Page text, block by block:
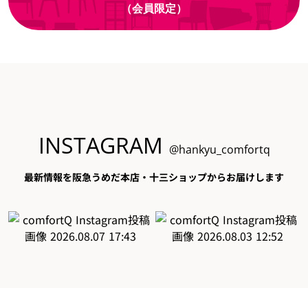
（会員限定）
INSTAGRAM @hankyu_comfortq
最新情報を阪急うめだ本店・十三ショップからお届けします